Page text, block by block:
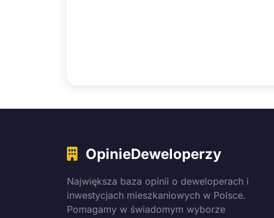
OpinieDeweloperzy
Największa baza opinii o deweloperach i
inwestycjach mieszkaniowych w Polsce.
Pomagamy w świadomym wyborze